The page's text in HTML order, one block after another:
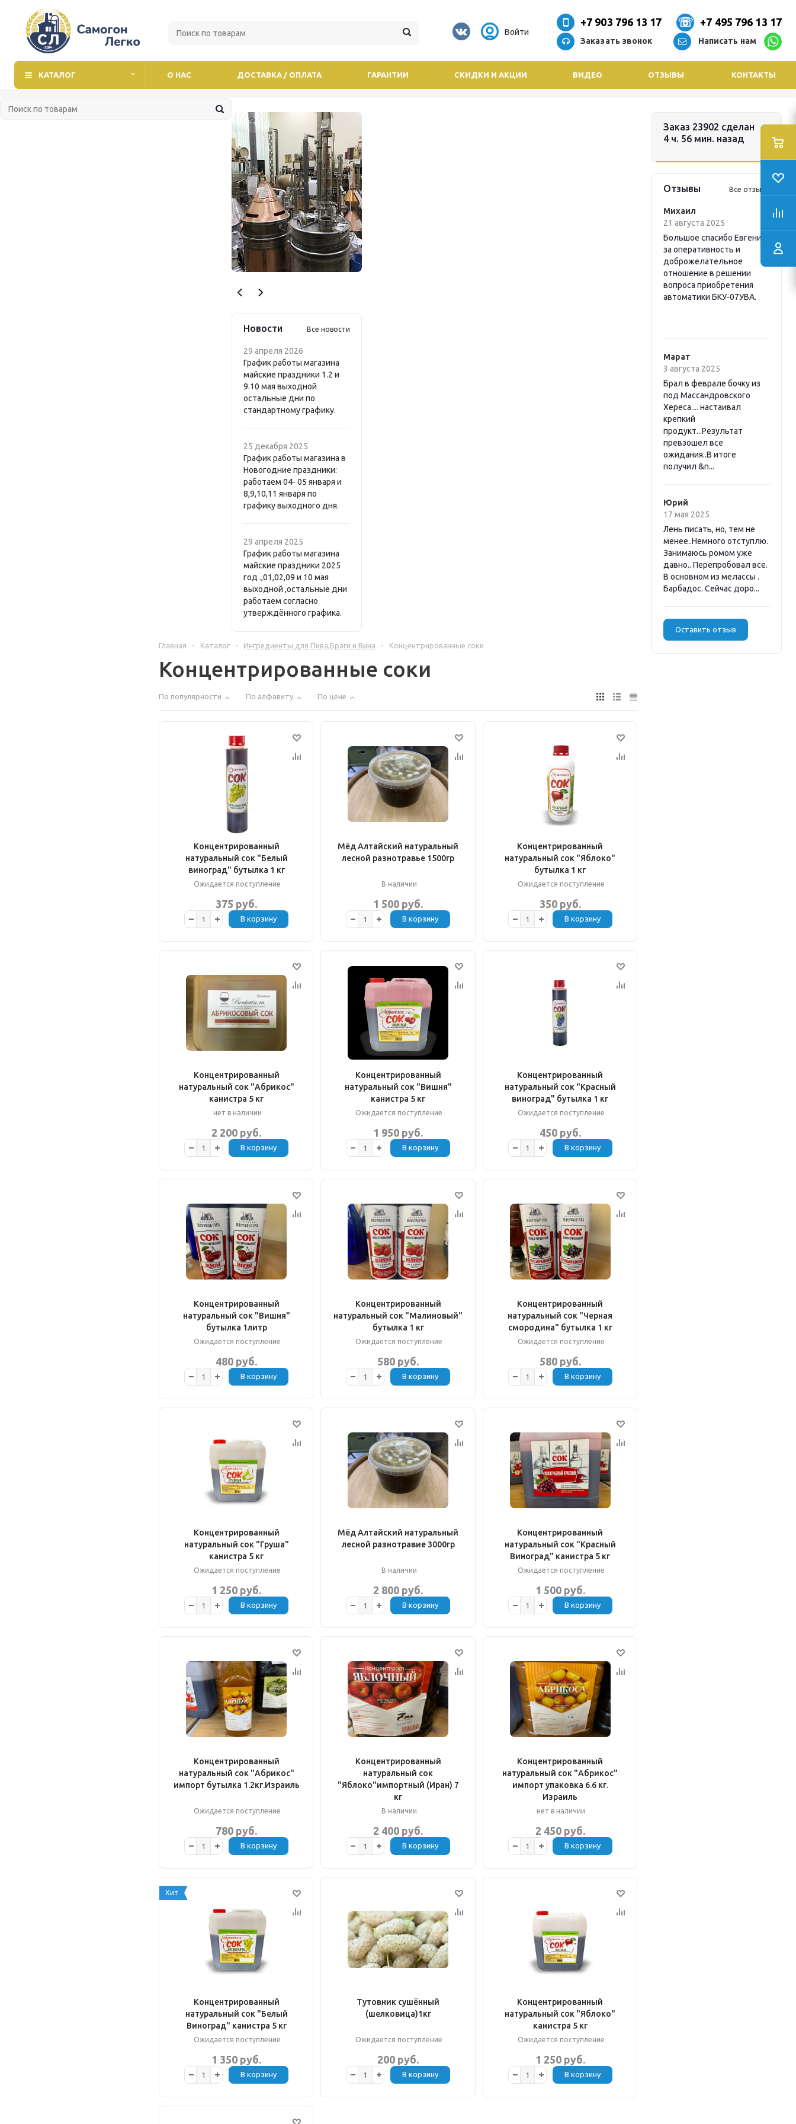
Войти
+7 903 796 13 17 +7 495 796 13 17
Заказать звонок Написать нам
КАТАЛОГ О НАС ДОСТАВКА / ОПЛАТА ГАРАНТИИ СКИДКИ И АКЦИИ ВИДЕО ОТЗЫВЫ КОНТАКТЫ
Новости Все новости
29 апреля 2026
График работы магазина
майские праздники 1.2 и
9.10 мая выходной
остальные дни по
стандартному графику.
25 декабря 2025
График работы магазина в
Новогодние праздники:
работаем 04- 05 января и
8,9,10,11 января по
графику выходного дня.
29 апреля 2025
График работы магазина
майские праздники 2025
год .,01,02,09 и 10 мая
выходной ,остальные дни
работаем согласно
утверждённого графика.
Заказ 23902 сделан
4 ч. 56 мин. назад
Отзывы Все отзывы
Михаил
21 августа 2025
Большое спасибо Евгению
за оперативность и
доброжелательное
отношение в решении
вопроса приобретения
автоматики БКУ-07УВА.
Марат
3 августа 2025
Брал в феврале бочку из
под Массандровского
Хереса.... настаивал
крепкий
продукт...Результат
превзошел все
ожидания..В итоге
получил &n...
Юрий
17 мая 2025
Лень писать, но, тем не
менее..Немного отступлю.
Занимаюсь ромом уже
давно.. Перепробовал все.
В основном из мелассы .
Барбадос. Сейчас доро...
Оставить отзыв
Главная
- Каталог - Ингредиенты для Пива,Браги и Вина - Концентрированные соки
Концентрированные соки
По популярности По алфавиту По цене
Концентрированный
натуральный сок "Белый
виноград" бутылка 1 кг
Ожидается поступление
375 руб.
В корзину
Мёд Алтайский натуральный
лесной разнотравье 1500гр
В наличии
1 500 руб.
В корзину
Концентрированный
натуральный сок "Яблоко"
бутылка 1 кг
Ожидается поступление
350 руб.
В корзину
Концентрированный
натуральный сок "Абрикос"
канистра 5 кг
нет в наличии
2 200 руб.
В корзину
Концентрированный
натуральный сок "Вишня"
канистра 5 кг
Ожидается поступление
1 950 руб.
В корзину
Концентрированный
натуральный сок "Красный
виноград" бутылка 1 кг
Ожидается поступление
450 руб.
В корзину
Концентрированный
натуральный сок "Вишня"
бутылка 1литр
Ожидается поступление
480 руб.
В корзину
Концентрированный
натуральный сок "Малиновый"
бутылка 1 кг
Ожидается поступление
580 руб.
В корзину
Концентрированный
натуральный сок "Черная
смородина" бутылка 1 кг
Ожидается поступление
580 руб.
В корзину
Концентрированный
натуральный сок "Груша"
канистра 5 кг
Ожидается поступление
1 250 руб.
В корзину
Мёд Алтайский натуральный
лесной разнотравие 3000гр
В наличии
2 800 руб.
В корзину
Концентрированный
натуральный сок "Красный
Виноград" канистра 5 кг
Ожидается поступление
1 500 руб.
В корзину
Концентрированный
натуральный сок "Абрикос"
импорт бутылка 1.2кг.Израиль
Ожидается поступление
780 руб.
В корзину
Концентрированный
натуральный сок
"Яблоко"импортный (Иран) 7
кг
В наличии
2 400 руб.
В корзину
Концентрированный
натуральный сок "Абрикос"
импорт упаковка 6.6 кг.
Израиль
нет в наличии
2 450 руб.
В корзину
Хит
Концентрированный
натуральный сок "Белый
Виноград" канистра 5 кг
Ожидается поступление
1 350 руб.
В корзину
Тутовник сушённый
(шелковица)1кг
Ожидается поступление
200 руб.
В корзину
Концентрированный
натуральный сок "Яблоко"
канистра 5 кг
Ожидается поступление
1 250 руб.
В корзину